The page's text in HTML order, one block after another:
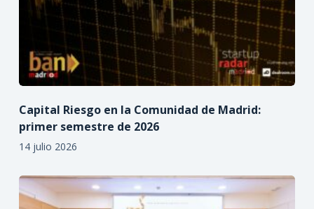
Capital Riesgo en la Comunidad de Madrid:
primer semestre de 2026
14 julio 2026